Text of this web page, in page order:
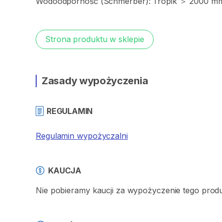
Strona produktu w sklepie
Zasady wypożyczenia
REGULAMIN
Regulamin wypożyczalni
KAUCJA
Nie pobieramy kaucji za wypożyczenie tego